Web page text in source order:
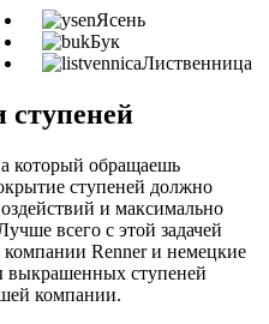
Ясень
Бук
Лиственница
который обращаешь
ступеней должно
и максимально
всего с этой задачей
Renner и немецкие
выкрашенных ступеней
компании.